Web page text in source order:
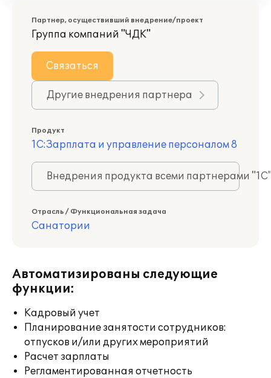
Партнер, осуществивший внедрение/проект
Группа компаний "ЧДК"
Связаться
Другие внедрения партнера
Продукт
1С:Зарплата и управление персоналом 8
Внедрения продукта всеми партнерами
Отрасль / Функциональная задача
Санатории
Автоматизированы следующие
функции:
Кадровый учет
Планирование занятости сотрудников:
отпусков и/или других мероприятий
Расчет зарплаты
Регламентированная отчетность